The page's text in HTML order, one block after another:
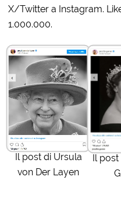
X/Twitter a Instagram.
1.000.000.
Il post di Ursula
von Der Layen
Il post